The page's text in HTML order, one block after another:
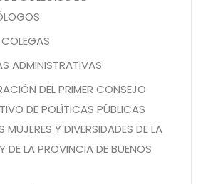
ADMINISTRATIVAS
DEL PRIMER CONSEJO
DE POLÍTICAS PÚBLICAS
MUJERES Y DIVERSIDADES DE LA
DE LA PROVINCIA DE BUENOS